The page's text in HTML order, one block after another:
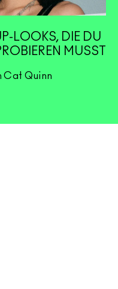
LOOKS, DIE DU
MUSST
Cat Quinn